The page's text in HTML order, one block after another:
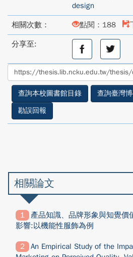
design
相關次數： 點閱：188
分享至:
分
至
facebook
分
享
至
twitter
查詢本校圖書館目錄
查詢臺灣
勘誤回報
相關論文
產品知識、品牌形象與知覺價
影響:以機能性服飾為例
An Empirical Study of the